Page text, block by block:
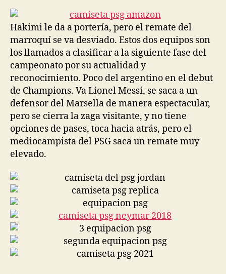
entrada
entrada
Hakimi le da a portería, pero el remate del
marroquí se va desviado. Estos dos equipos son
los llamados a clasificar a la siguiente fase del
campeonato por su actualidad y
reconocimiento. Poco del argentino en el debut
de Champions. Va Lionel Messi, se saca a un
defensor del Marsella de manera espectacular,
pero se cierra la zaga visitante, y no tiene
opciones de pases, toca hacia atrás, pero el
mediocampista del PSG saca un remate muy
elevado.